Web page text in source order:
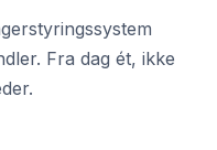
Fra dag ét, ikke